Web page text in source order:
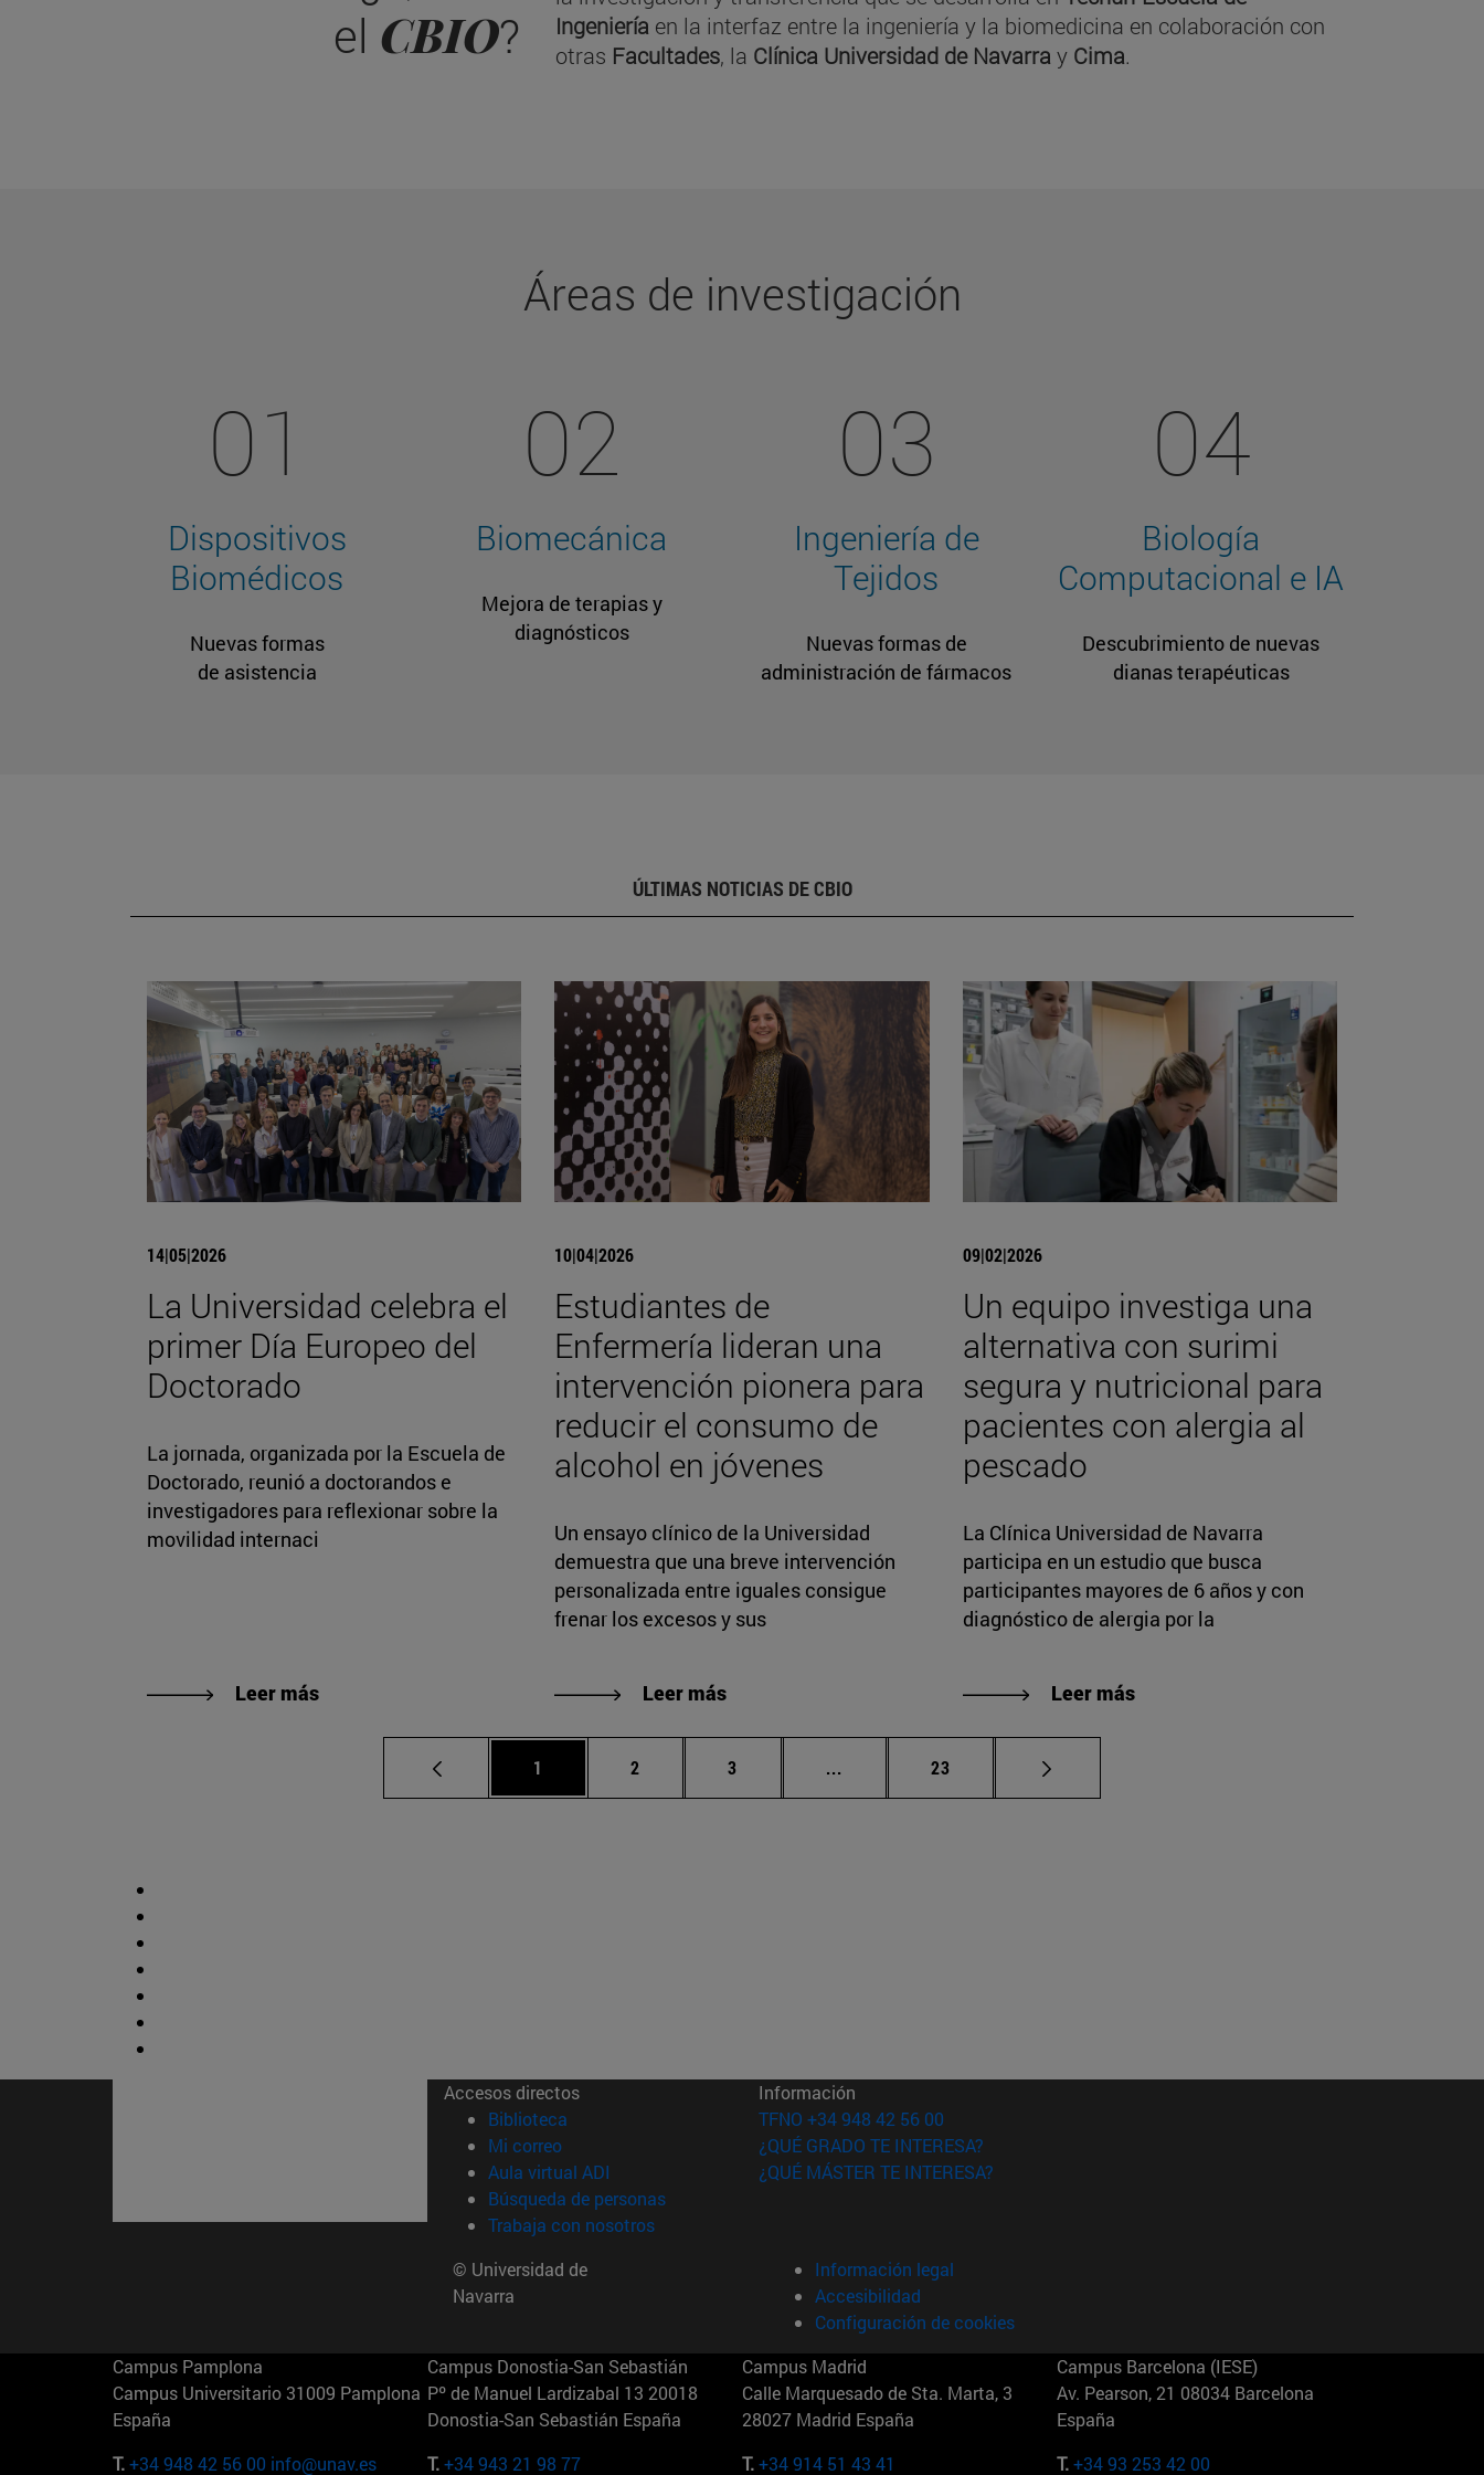
el CBIO?
Ingeniería en la interfaz entre la ingeniería y la biomedicina en colaboración con
otras Facultades, la Clínica Universidad de Navarray Cima.
Áreas de investigación
01
Dispositivos
Biomédicos
Nuevas formas
de asistencia
02
Biomecánica
Mejora de terapias y
diagnósticos
03
Ingeniería de
Tejidos
Nuevas formas de
administración de fármacos
04
Biología
Computacional e IA
Descubrimiento de nuevas
dianas terapéuticas
ÚLTIMAS NOTICIAS DE CBIO
14|05|2026
La Universidad celebra el
primer Día Europeo del
Doctorado
La jornada, organizada por la Escuela de
Doctorado, reunió a doctorandos e
investigadores para reflexionar sobre la
movilidad internaci
Leer más
10|04|2026
Estudiantes de
Enfermería lideran una
intervención pionera para
reducir el consumo de
alcohol en jóvenes
Un ensayo clínico de la Universidad
demuestra que una breve intervención
personalizada entre iguales consigue
frenar los excesos y sus
Leer más
09|02|2026
Un equipo investiga una
alternativa con surimi
segura y nutricional para
pacientes con alergia al
pescado
La Clínica Universidad de Navarra
participa en un estudio que busca
participantes mayores de 6 años y con
diagnóstico de alergia por la
Leer más
Página
1 Página
2 Página
3 ... Páginas intermedias Use TAB para desplazarse.
Página
23
Accesos directos
Biblioteca (abre en nueva ventana)
Mi correo(abre en nueva ventana)
Aula virtual ADI (abre en nueva ventana)
Búsqueda de personas(abre en nueva ventana)
Trabaja con nosotros(abre en nueva ventana)
Información
TFNO +34 948 42 56 00
¿QUÉ GRADO TE INTERESA?
¿QUÉ MÁSTER TE INTERESA?
© Universidad de
Navarra
Información legal
Accesibilidad
Configuración de cookies
Campus Pamplona
Campus Universitario 31009 Pamplona
España
T.+34 948 42 56 00 info@unav.es
Campus Donostia-San Sebastián
Pº de Manuel Lardizabal 13 20018
Donostia-San Sebastián España
T.+34 943 21 98 77
Campus Madrid
Calle Marquesado de Sta. Marta, 3
28027 Madrid España
T.+34 914 51 43 41
Campus Barcelona (IESE)
Av. Pearson, 21 08034 Barcelona
España
T.+34 93 253 42 00